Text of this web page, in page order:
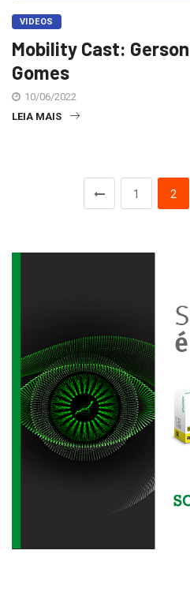
VIDEOS
Mobility Cast:
Gomes
10/06/2022
LEIA MAIS
1 2